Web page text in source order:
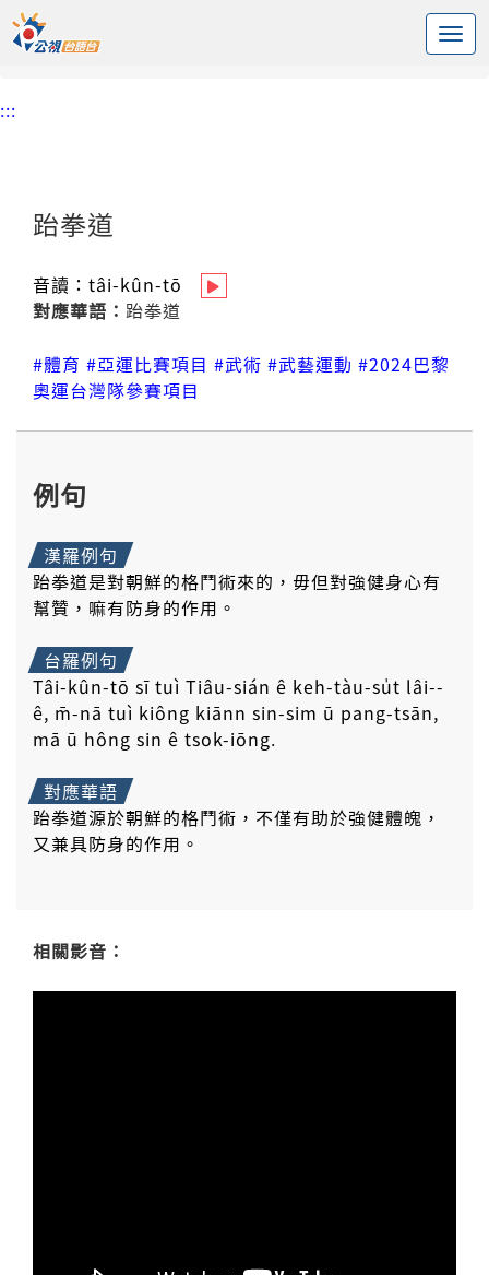
中央內容區塊
頭頁
:::
跆拳道
音讀： tâi-kûn-tō
對應華語： 跆拳道
#體育 #亞運比賽項目 #武術 #武藝運動 #2024巴黎
奧運台灣隊參賽項目
例句
漢羅例句
跆拳道是對朝鮮的格鬥術來的，毋但對強健身心有
幫贊，嘛有防身的作用。
台羅例句
Tâi-kûn-tō sī tuì Tiâu-sián ê keh-tàu-su̍t lâi--
ê, m̄-nā tuì kiông kiānn sin-sim ū pang-tsān,
mā ū hông sin ê tsok-iōng.
對應華語
跆拳道源於朝鮮的格鬥術，不僅有助於強健體魄，
又兼具防身的作用。
相關影音：